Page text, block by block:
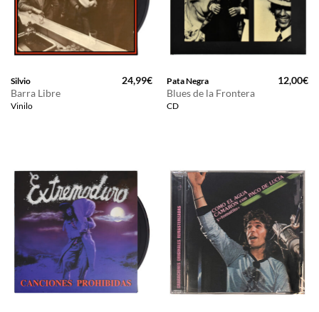
Silvio
Barra Libre
Vinilo
24,99€ Pata Negra
Blues de la Frontera
CD
12,00€